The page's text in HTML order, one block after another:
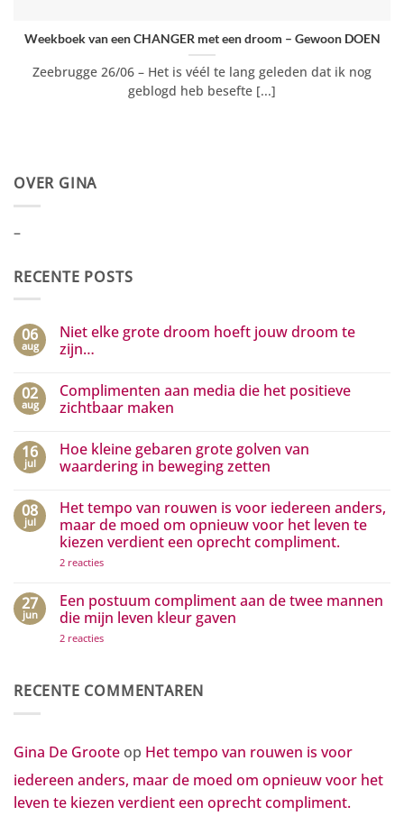
Weekboek van een CHANGER met een droom – Gewoon DOEN
Zeebrugge 26/06 – Het is véél te lang geleden dat ik nog
geblogd heb besefte [...]
OVER GINA
–
RECENTE POSTS
06
aug
Niet elke grote droom hoeft jouw droom te
zijn…
op
Niet
elke
hoeft
jouw
droom
02
aug
Complimenten aan media die het positieve
zichtbaar maken
op
Complimenten
aan
het
positieve
zichtbaar
maken
16
jul
Hoe kleine gebaren grote golven van
waardering in beweging zetten
op
Hoe
kleine
gebaren
golven
in
beweging
zetten
08
jul
Het tempo van rouwen is voor iedereen anders,
maar de moed om opnieuw voor het leven te
kiezen verdient een oprecht compliment.
2 reactiesop
van
rouwen
is
iedereen
moed
leven
te
verdient
oprecht
27
jun
Een postuum compliment aan de twee mannen
die mijn leven kleur gaven
2 reactiesop
aan
de
leven
gaven
RECENTE COMMENTAREN
Gina De Groote op Het tempo van rouwen is voor
iedereen anders, maar de moed om opnieuw voor het
leven te kiezen verdient een oprecht compliment.